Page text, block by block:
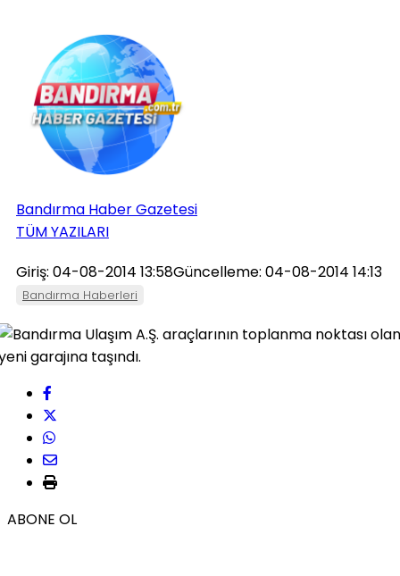
Bandırma Haber Gazetesi
TÜM YAZILARI
Giriş: 04-08-2014 13:58Güncelleme: 04-08-2014 14:13
Bandırma Haberleri
ABONE OL